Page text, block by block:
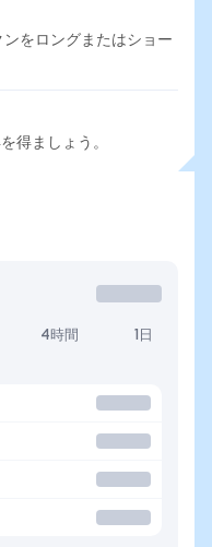
をロングまたはショー
得ましょう。
4時間 1日